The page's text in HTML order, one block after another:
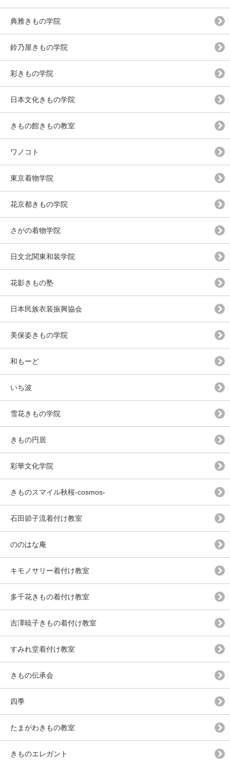
典雅きもの学院
鈴乃屋きもの学院
彩きもの学院
日本文化きもの学院
きもの館きもの教室
ワノコト
東京着物学院
花京都きもの学院
さがの着物学院
日文北関東和装学院
花影きもの塾
日本民族衣装振興協会
美保姿きもの学院
和もーど
いち波
雪花きもの学院
きもの円居
彩華文化学院
きものスマイル秋桜-cosmos-
石田節子流着付け教室
ののはな庵
キモノサリー着付け教室
多千花きもの着付け教室
吉澤暁子きもの着付け教室
すみれ堂着付け教室
きもの伝承会
四季
たまがわきもの教室
きものエレガント